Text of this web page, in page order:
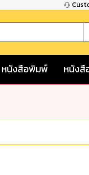
หนังสือพิมพ์ หนังสื